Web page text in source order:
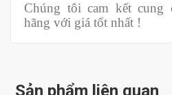
Chúng tôi cam kết cung
hãng với giá tốt nhất !
Sản phẩm liên quan